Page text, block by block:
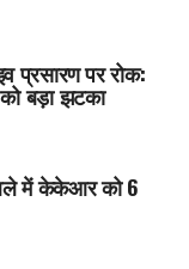
प्रसारण पर रोक:
बड़ा झटका
में केकेआर को 6